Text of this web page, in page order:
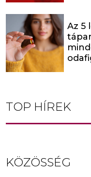
Az 5
TOP HÍREK
KÖZÖSSÉG